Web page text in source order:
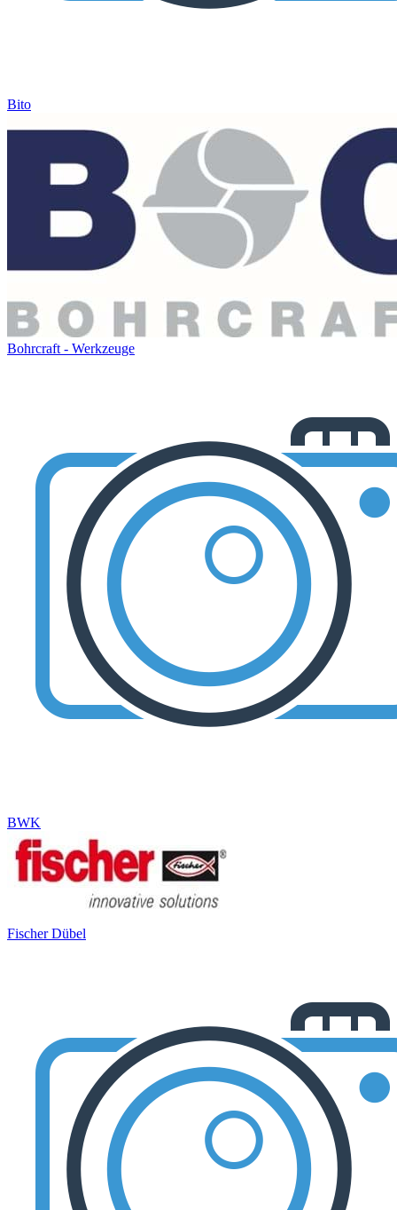
Bito
Bohrcraft - Werkzeuge
BWK
Fischer Dübel